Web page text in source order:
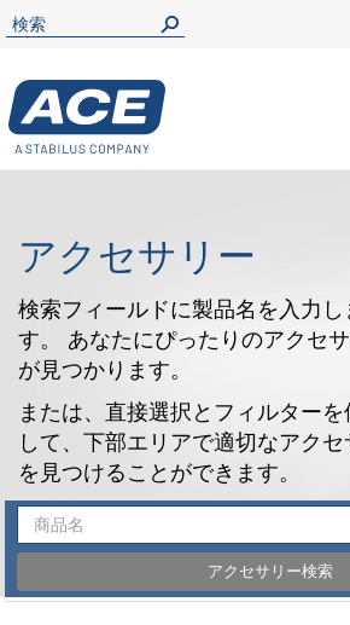
アクセサリー
検索フィールドに製品名を入力し
す。 あなたにぴったりのアクセ
が見つかります。
または、直接選択とフィルターを
して、下部エリアで適切なアクセ
を見つけることができます。
アクセサリー検索